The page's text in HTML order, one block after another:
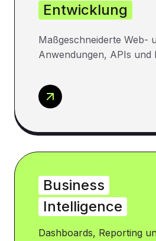
Entwicklung
Maßgeschneiderte Web-
Anwendungen, APIs und
Business
Intelligence
Dashboards, Reporting